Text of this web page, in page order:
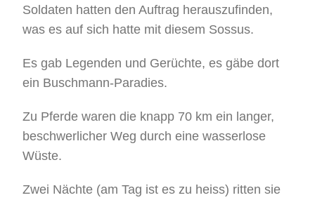
Soldaten hatten den Auftrag herauszufinden,
was es auf sich hatte mit diesem Sossus.
Es gab Legenden und Gerüchte, es gäbe dort
ein Buschmann-Paradies.
Zu Pferde waren die knapp 70 km ein langer,
beschwerlicher Weg durch eine wasserlose
Wüste.
Zwei Nächte (am Tag ist es zu heiss) ritten sie